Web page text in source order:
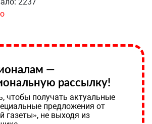
—
рассылку!
чтобы получать актуальные
предложения от
газеты», не выходя из